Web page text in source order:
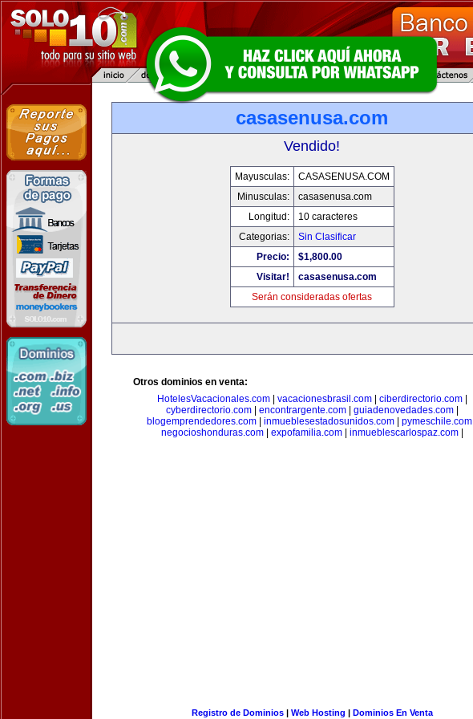
casasenusa.com
Vendido!
Mayusculas:
CASASENUSA.COM
Minusculas:
casasenusa.com
Longitud:
10 caracteres
Categorias:
Sin Clasificar
Precio:
$1,800.00
Visitar!
casasenusa.com
Serán consideradas ofertas
Otros dominios en venta:
HotelesVacacionales.com| vacacionesbrasil.com| ciberdirectorio.com|
cyberdirectorio.com| encontrargente.com| guiadenovedades.com|
blogemprendedores.com
inmueblesestadosunidos.com pymeschile.com
negocioshonduras.com| expofamilia.com| inmueblescarlospaz.com|
Registro de Dominios| Web Hosting | Dominios En Venta